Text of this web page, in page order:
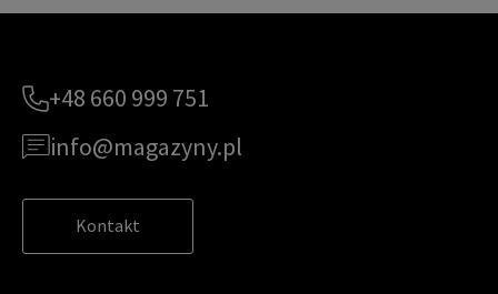
+48 660 999 751
info@magazyny.pl
Kontakt